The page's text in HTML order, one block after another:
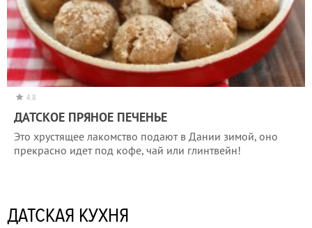
4.8
ДАТСКОЕ ПРЯНОЕ ПЕЧЕНЬЕ
Это хрустящее лакомство подают в Дании зимой, оно
прекрасно идет под кофе, чай или глинтвейн!
ДАТСКАЯ КУХНЯ